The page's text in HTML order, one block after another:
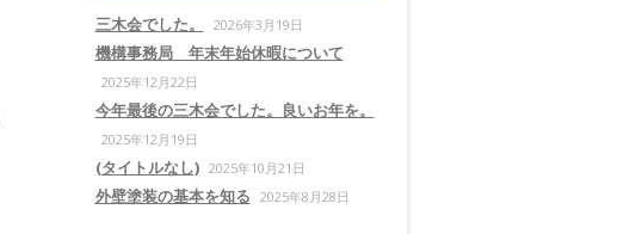
三木会でした。 2026年3月19日
機構事務局 年末年始休暇について
2025年12月22日
今年最後の三木会でした。良いお年を。
2025年12月19日
(タイトルなし) 2025年10月21日
外壁塗装の基本を知る 2025年8月28日